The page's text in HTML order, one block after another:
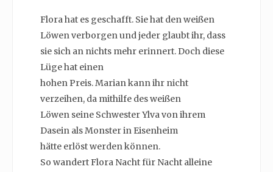
Flora hat es geschafft. Sie hat den weißen
Löwen verborgen und jeder glaubt ihr, dass
sie sich an nichts mehr erinnert. Doch diese
Lüge hat einen
hohen Preis. Marian kann ihr nicht
verzeihen, da mithilfe des weißen
Löwen seine Schwester Ylva von ihrem
Dasein als Monster in Eisenheim
hätte erlöst werden können.
So wandert Flora Nacht für Nacht alleine